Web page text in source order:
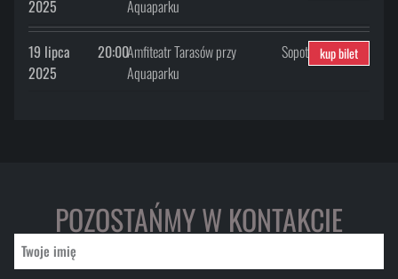
2025
Aquaparku
19 lipca
2025
20:00Amfiteatr Tarasów przy
Aquaparku
Sopot kup bilet
POZOSTAŃMY W KONTAKCIE